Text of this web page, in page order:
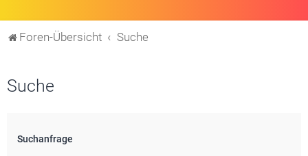
Foren-Übersicht Suche
Suche
Suchanfrage